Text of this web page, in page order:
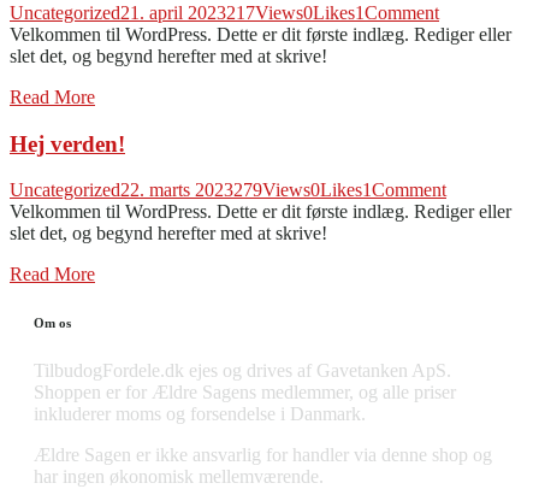
Uncategorized21. april 2023217Views0Likes1Comment
Velkommen til WordPress. Dette er dit første indlæg. Rediger eller
slet det, og begynd herefter med at skrive!
Read More
Hej verden!
Uncategorized22. marts 2023279Views0Likes1Comment
Velkommen til WordPress. Dette er dit første indlæg. Rediger eller
slet det, og begynd herefter med at skrive!
Read More
Om os
TilbudogFordele.dk ejes og drives af Gavetanken ApS.
Shoppen er for Ældre Sagens medlemmer, og alle priser
inkluderer moms og forsendelse i Danmark.
Ældre Sagen er ikke ansvarlig for handler via denne shop og
har ingen økonomisk mellemværende.